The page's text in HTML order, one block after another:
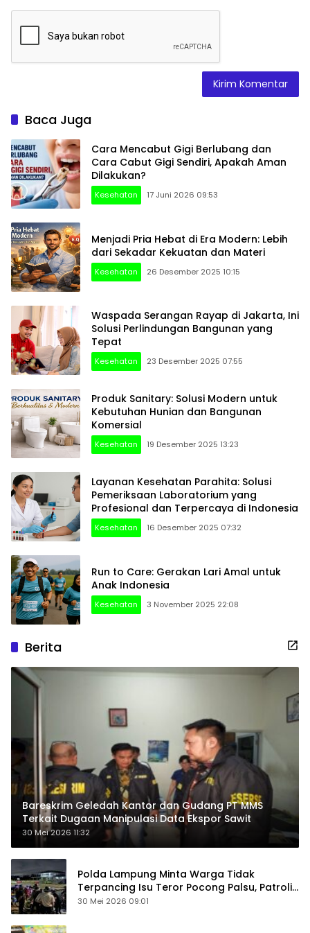
Baca Juga
Cara Mencabut Gigi Berlubang dan
Cara Cabut Gigi Sendiri, Apakah Aman
Dilakukan?
Kesehatan 17 Juni 2026 09:53
Menjadi Pria Hebat di Era Modern: Lebih
dari Sekadar Kekuatan dan Materi
Kesehatan 26 Desember 2025 10:15
Waspada Serangan Rayap di Jakarta, Ini
Solusi Perlindungan Bangunan yang
Tepat
Kesehatan 23 Desember 2025 07:55
Produk Sanitary: Solusi Modern untuk
Kebutuhan Hunian dan Bangunan
Komersial
Kesehatan 19 Desember 2025 13:23
Layanan Kesehatan Parahita: Solusi
Pemeriksaan Laboratorium yang
Profesional dan Terpercaya di Indonesia
Kesehatan 16 Desember 2025 07:32
Run to Care: Gerakan Lari Amal untuk
Anak Indonesia
Kesehatan 3 November 2025 22:08
Berita
Bareskrim Geledah Kantor dan Gudang PT MMS
Terkait Dugaan Manipulasi Data Ekspor Sawit
30 Mei 2026 11:32
Polda Lampung Minta Warga Tidak
Terpancing Isu Teror Pocong Palsu, Patroli
Keamanan Ditingkatkan
30 Mei 2026 09:01